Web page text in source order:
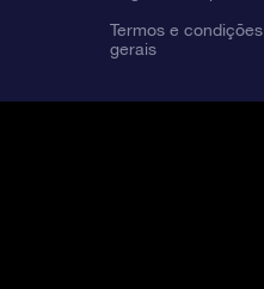
Termos e condições
gerais